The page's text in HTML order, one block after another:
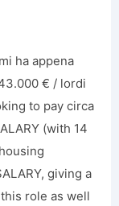
ha appena
€ / lordi
to pay circa
(with 14
giving a
role as well